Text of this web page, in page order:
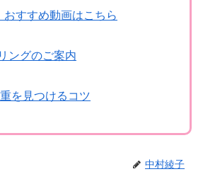
おすすめ動画はこちら
ングのご案内
を見つけるコツ
中村綾子